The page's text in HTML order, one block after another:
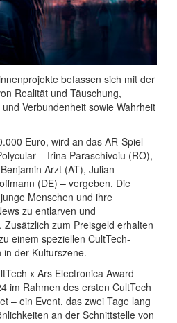
befassen sich mit der
Realität und Täuschung,
Verbundenheit sowie Wahrheit
Euro, wird an das AR-Spiel
– Irina Paraschivoiu (RO),
Arzt (AT), Julian
(DE) – vergeben. Die
Menschen und ihre
zu entlarven und
zum Preisgeld erhalten
einem speziellen CultTech-
der Kulturszene.
x Ars Electronica Award
im Rahmen des ersten CultTech
– ein Event, das zwei Tage lang
an der Schnittstelle von